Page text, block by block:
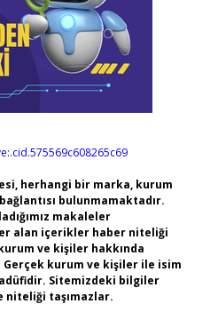
herhangi bir marka, kurum
bulunmamaktadır.
makaleler
alan içerikler haber niteliği
ve kişiler hakkında
Gerçek kurum ve kişiler ile isim
Sitemizdeki bilgiler
niteliği taşımazlar.